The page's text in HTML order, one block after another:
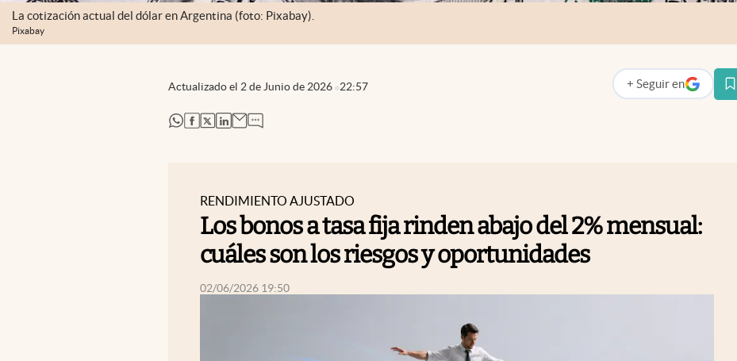
La cotización actual del dólar en Argentina (foto: Pixabay).
Pixabay
Actualizado el 2 de Junio de 2026 22:57 + Seguir en
abre en nueva pestaña
abre en nueva pestaña
abre en nueva pestaña
abre en nueva pestaña
abre en nueva pestaña
RENDIMIENTO AJUSTADO
Los bonos a tasa fija rinden abajo del 2% mensual:
cuáles son los riesgos y oportunidades
02/06/2026 19:50